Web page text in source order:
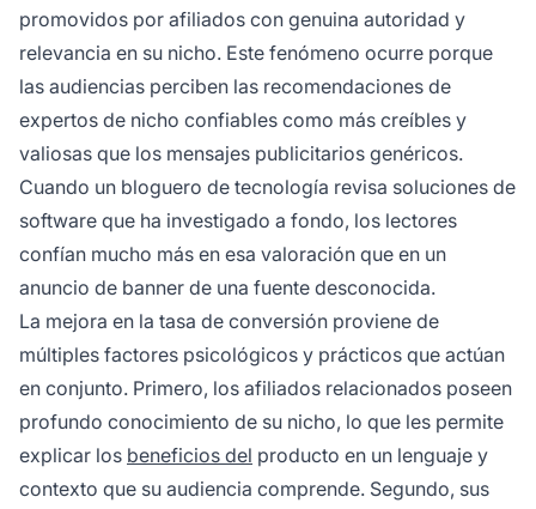
promovidos por afiliados con genuina autoridad y
relevancia en su nicho. Este fenómeno ocurre porque
las audiencias perciben las recomendaciones de
expertos de nicho confiables como más creíbles y
valiosas que los mensajes publicitarios genéricos.
Cuando un bloguero de tecnología revisa soluciones de
software que ha investigado a fondo, los lectores
confían mucho más en esa valoración que en un
anuncio de banner de una fuente desconocida.
La mejora en la tasa de conversión proviene de
múltiples factores psicológicos y prácticos que actúan
en conjunto. Primero, los afiliados relacionados poseen
profundo conocimiento de su nicho, lo que les permite
explicar los beneficios del producto en un lenguaje y
contexto que su audiencia comprende. Segundo, sus